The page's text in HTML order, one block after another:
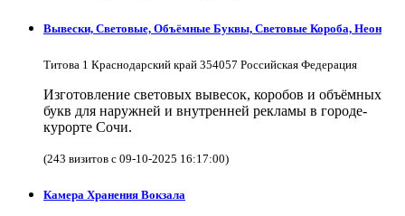
Вывески, Световые, Объёмные Буквы, Световые Короба, Неон
Титова 1 Краснодарский край 354057 Российская Федерация
Изготовление световых вывесок, коробов и объёмных
букв для наружней и внутренней рекламы в городе-
курорте Сочи.
(243 визитов с 09-10-2025 16:17:00)
Камера Хранения Вокзала